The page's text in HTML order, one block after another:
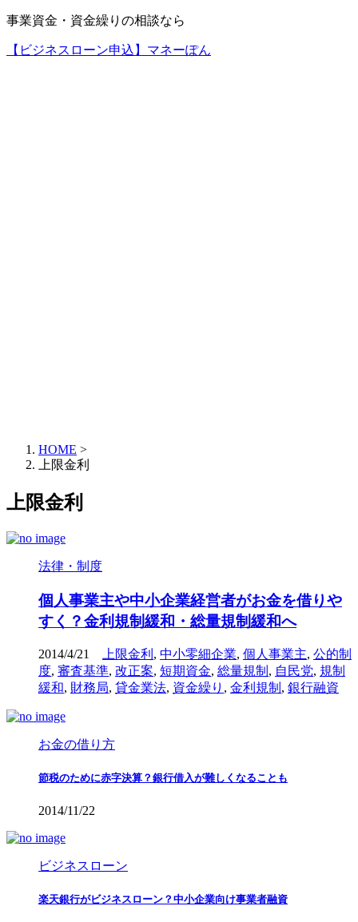
事業資金・資金繰りの相談なら
【ビジネスローン申込】マネーぽん
HOME >
上限金利
上限金利
法律・制度
個人事業主や中小企業経営者がお金を借りや
すく？金利規制緩和・総量規制緩和へ
2014/4/21 上限金利 , 中小零細企業, 個人事業主, 公的制
度, 審査基準, 改正案, 短期資金, 総量規制 , 自民党, 規制
緩和, 財務局, 貸金業法, 資金繰り , 金利規制 , 銀行融資
お金の借り方
節税のために赤字決算？銀行借入が難しくなることも
2014/11/22
ビジネスローン
楽天銀行がビジネスローン？中小企業向け事業者融資